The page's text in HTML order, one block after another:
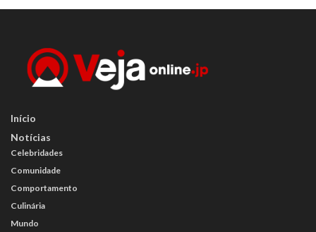
Início
Notícias
Celebridades
Comunidade
Comportamento
Culinária
Mundo